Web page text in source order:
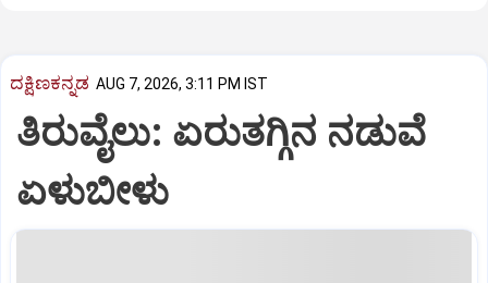
ದಕ್ಷಿಣಕನ್ನಡ AUG 7, 2026, 3:11 PM IST
ತಿರುವೈಲು: ಏರುತಗ್ಗಿನ ನಡುವೆ
ಏಳುಬೀಳು